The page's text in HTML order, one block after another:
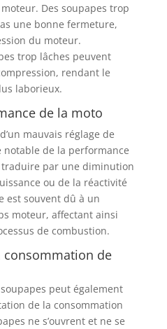
Des soupapes trop
une bonne fermeture,
du moteur.
trop lâches peuvent
rendant le
laborieux.
de la moto
mauvais réglage de
notable de la performance
traduire par une diminution
ou de la réactivité
est souvent dû à un
moteur, affectant ainsi
de combustion.
de
peut également
de la consommation
ne s’ouvrent et ne se